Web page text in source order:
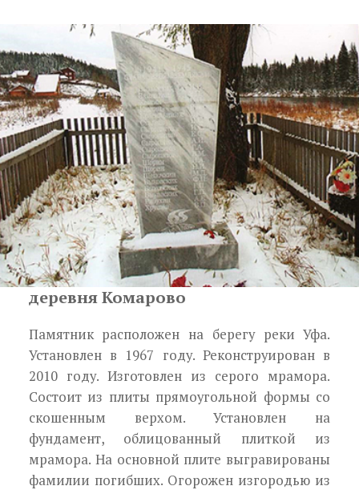
деревня Комарово
Памятник расположен на берегу реки Уфа.
Установлен в 1967 году. Реконструирован в
2010 году. Из­готовлен из серого мрамора.
Состоит из плиты прямоугольной формы со
скошенным верхом. Установлен на
фундамент, облицованный плиткой из
мрамора. На основной плите выгравированы
фамилии погибших. Огорожен изгородью из